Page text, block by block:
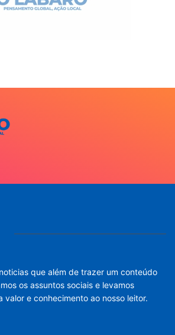
que além de trazer um conteúdo
os assuntos sociais e levamos
e conhecimento ao nosso leitor.